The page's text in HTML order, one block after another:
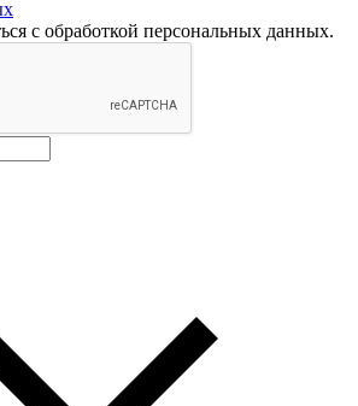
с обработкой персональных данных.